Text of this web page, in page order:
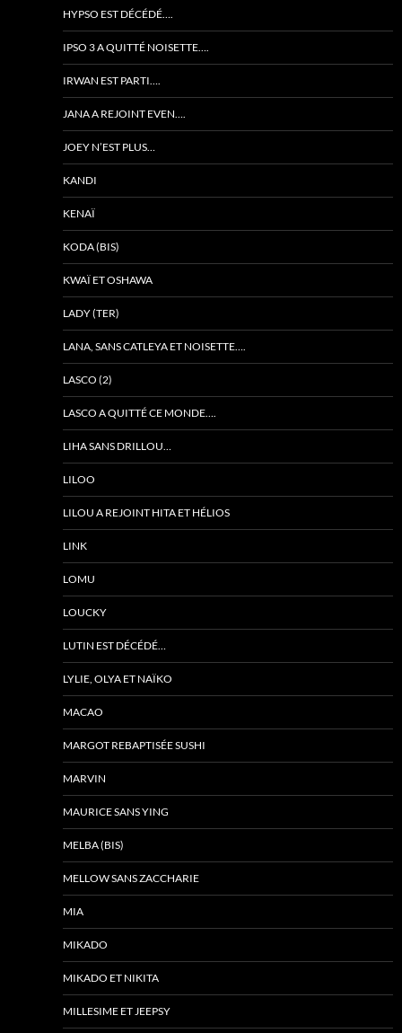
HYPSO EST DÉCÉDÉ….
IPSO 3 A QUITTÉ NOISETTE….
IRWAN EST PARTI….
JANA A REJOINT EVEN….
JOEY N’EST PLUS…
KANDI
KENAÏ
KODA (BIS)
KWAÏ ET OSHAWA
LADY (TER)
LANA, SANS CATLEYA ET NOISETTE….
LASCO (2)
LASCO A QUITTÉ CE MONDE….
LIHA SANS DRILLOU…
LILOO
LILOU A REJOINT HITA ET HÉLIOS
LINK
LOMU
LOUCKY
LUTIN EST DÉCÉDÉ…
LYLIE, OLYA ET NAÏKO
MACAO
MARGOT REBAPTISÉE SUSHI
MARVIN
MAURICE SANS YING
MELBA (BIS)
MELLOW SANS ZACCHARIE
MIA
MIKADO
MIKADO ET NIKITA
MILLESIME ET JEEPSY